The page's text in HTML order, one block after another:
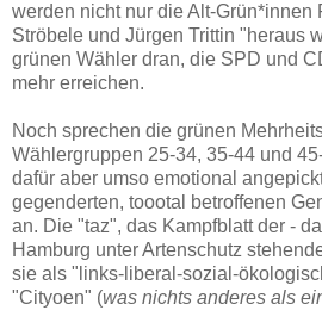
werden nicht nur die Alt-Grün*innen
Ströbele und Jürgen Trittin "heraus
grünen Wähler dran, die SPD und
mehr erreichen.
Noch sprechen die grünen
Wählergruppen 25-34, 35-44 und
dafür aber umso emotional
gegenderten, toootal betroffenen
an. Die "taz", das Kampfblatt der -
Hamburg unter Artenschutz
sie als " links-liberal-sozial-
"Cityoen" (was nichts anderes als